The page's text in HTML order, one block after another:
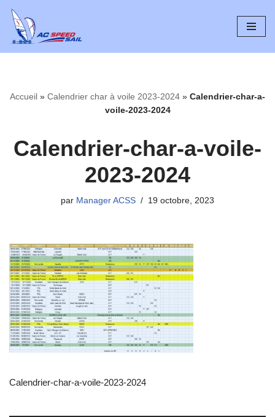
Aller
au
Accueil » Calendrier char à voile 2023-2024 » Calendrier-char-a-
voile-2023-2024
Calendrier-char-a-voile-
2023-2024
par Manager ACSS 19 octobre, 2023
Calendrier-char-a-voile-2023-2024